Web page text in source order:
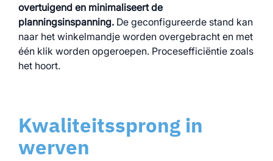
overtuigend en minimaliseert de
planningsinspanning. De geconfigureerde stand kan
naar het winkelmandje worden overgebracht en met
één klik worden opgeroepen. Procesefficiëntie zoals
het hoort.
Kwaliteitssprong in
werven